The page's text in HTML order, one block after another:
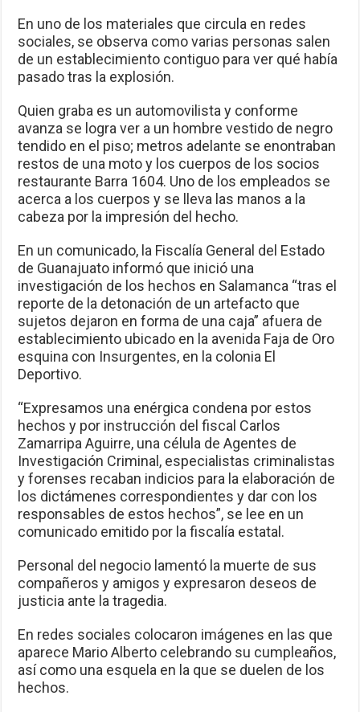
En uno de los materiales que circula en redes
sociales, se observa como varias personas salen
de un establecimiento contiguo para ver qué había
pasado tras la explosión.
Quien graba es un automovilista y conforme
avanza se logra ver a un hombre vestido de negro
tendido en el piso; metros adelante se enontraban
restos de una moto y los cuerpos de los socios
restaurante Barra 1604. Uno de los empleados se
acerca a los cuerpos y se lleva las manos a la
cabeza por la impresión del hecho.
En un comunicado, la Fiscalía General del Estado
de Guanajuato informó que inició una
investigación de los hechos en Salamanca “tras el
reporte de la detonación de un artefacto que
sujetos dejaron en forma de una caja” afuera de
establecimiento ubicado en la avenida Faja de Oro
esquina con Insurgentes, en la colonia El
Deportivo.
“Expresamos una enérgica condena por estos
hechos y por instrucción del fiscal Carlos
Zamarripa Aguirre, una célula de Agentes de
Investigación Criminal, especialistas criminalistas
y forenses recaban indicios para la elaboración de
los dictámenes correspondientes y dar con los
responsables de estos hechos”, se lee en un
comunicado emitido por la fiscalía estatal.
Personal del negocio lamentó la muerte de sus
compañeros y amigos y expresaron deseos de
justicia ante la tragedia.
En redes sociales colocaron imágenes en las que
aparece Mario Alberto celebrando su cumpleaños,
así como una esquela en la que se duelen de los
hechos.